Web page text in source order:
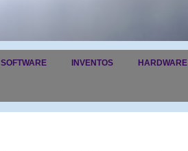
SOFTWARE INVENTOS HARDWARE